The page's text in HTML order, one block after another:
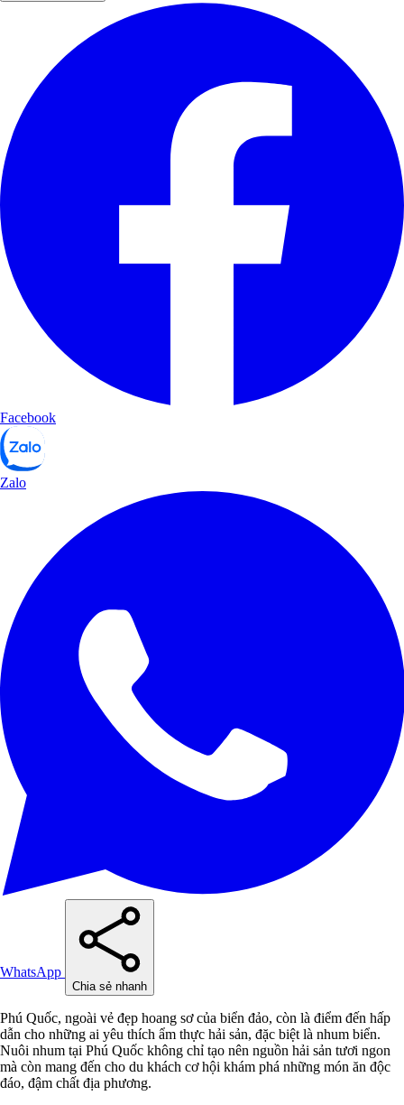
Facebook
Zalo
WhatsApp
Chia sẻ nhanh
Phú Quốc, ngoài vẻ đẹp hoang sơ của biển đảo, còn là điểm đến hấp
dẫn cho những ai yêu thích ẩm thực hải sản, đặc biệt là nhum biển.
Nuôi nhum tại Phú Quốc không chỉ tạo nên nguồn hải sản tươi ngon
mà còn mang đến cho du khách cơ hội khám phá những món ăn độc
đáo, đậm chất địa phương.